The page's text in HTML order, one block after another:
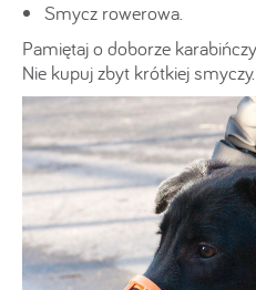
Smycz rowerowa.
Pamiętaj o doborze
Nie kupuj zbyt krótkiej smyczy.